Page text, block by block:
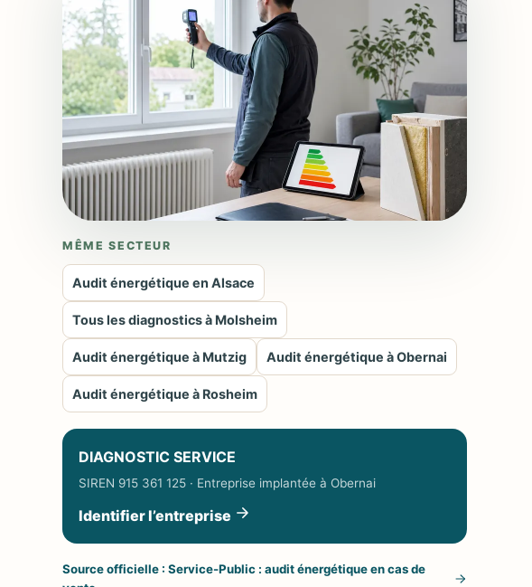
MÊME SECTEUR
Audit énergétique en Alsace
Tous les diagnostics à Molsheim
Audit énergétique à Mutzig Audit énergétique à Obernai
Audit énergétique à Rosheim
DIAGNOSTIC SERVICE
SIREN 915 361 125 · Entreprise implantée à Obernai
Identifier l’entreprise
Source officielle : Service-Public : audit énergétique en cas de